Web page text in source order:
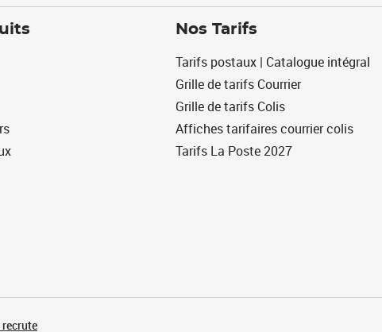
Nos Tarifs
Tarifs postaux | Catalogue intégral
Grille de tarifs Courrier
Grille de tarifs Colis
Affiches tarifaires courrier colis
Tarifs La Poste 2027
recrute